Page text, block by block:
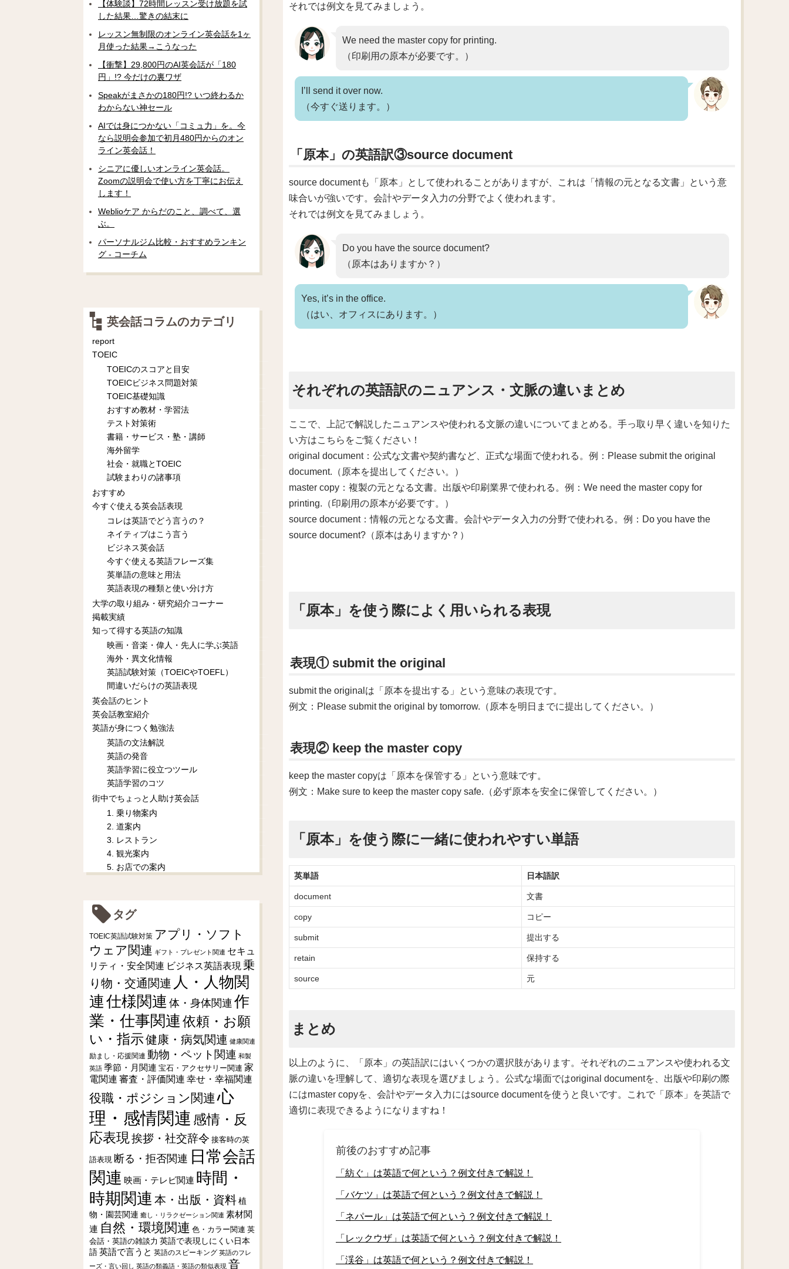
それでは例文を見てみましょう。
We need the master copy for printing.
（印刷用の原本が必要です。）
I’ll send it over now.
（今すぐ送ります。）
「原本」の英語訳③source document
source documentも「原本」として使われることがありますが、これは「情報の元となる文書」という意
味合いが強いです。会計やデータ入力の分野でよく使われます。
それでは例文を見てみましょう。
Do you have the source document?
（原本はありますか？）
Yes, it’s in the office.
（はい、オフィスにあります。）
それぞれの英語訳のニュアンス・文脈の違いまとめ
ここで、上記で解説したニュアンスや使われる文脈の違いについてまとめる。手っ取り早く違いを知りた
い方はこちらをご覧ください！
original document：公式な文書や契約書など、正式な場面で使われる。例：Please submit the original
document.（原本を提出してください。）
master copy：複製の元となる文書。出版や印刷業界で使われる。例：We need the master copy for
printing.（印刷用の原本が必要です。）
source document：情報の元となる文書。会計やデータ入力の分野で使われる。例：Do you have the
source document?（原本はありますか？）
「原本」を使う際によく用いられる表現
表現① submit the original
submit the originalは「原本を提出する」という意味の表現です。
例文：Please submit the original by tomorrow.（原本を明日までに提出してください。）
表現② keep the master copy
keep the master copyは「原本を保管する」という意味です。
例文：Make sure to keep the master copy safe.（必ず原本を安全に保管してください。）
「原本」を使う際に一緒に使われやすい単語
英単語 日本語訳
document 文書
copy コピー
submit 提出する
retain 保持する
source 元
まとめ
以上のように、「原本」の英語訳にはいくつかの選択肢があります。それぞれのニュアンスや使われる文
脈の違いを理解して、適切な表現を選びましょう。公式な場面ではoriginal documentを、出版や印刷の際
にはmaster copyを、会計やデータ入力にはsource documentを使うと良いです。これで「原本」を英語で
適切に表現できるようになりますね！
前後のおすすめ記事
「紡ぐ」は英語で何という？例文付きで解説！
「バケツ」は英語で何という？例文付きで解説！
「ネパール」は英語で何という？例文付きで解説！
「レックウザ」は英語で何という？例文付きで解説！
「渓谷」は英語で何という？例文付きで解説！
【体験談】72時間レッスン受け放題を試
した結果…驚きの結末に
レッスン無制限のオンライン英会話を1ヶ
月使った結果→こうなった
【衝撃】29,800円のAI英会話が「180
円」!? 今だけの裏ワザ
Speakがまさかの180円!? いつ終わるか
わからない神セール
AIでは身につかない「コミュ力」を。今
なら説明会参加で初月480円からのオン
ライン英会話！
シニアに優しいオンライン英会話。
Zoomの説明会で使い方を丁寧にお伝え
します！
Weblioケア からだのこと、調べて、選
ぶ。
パーソナルジム比較・おすすめランキン
グ - コーチム
英会話コラムのカテゴリ
report
TOEIC
TOEICのスコアと目安
TOEICビジネス問題対策
TOEIC基礎知識
おすすめ教材・学習法
テスト対策術
書籍・サービス・塾・講師
海外留学
社会・就職とTOEIC
試験まわりの諸事項
おすすめ
今すぐ使える英会話表現
コレは英語でどう言うの？
ネイティブはこう言う
ビジネス英会話
今すぐ使える英語フレーズ集
英単語の意味と用法
英語表現の種類と使い分け方
大学の取り組み・研究紹介コーナー
掲載実績
知って得する英語の知識
映画・音楽・偉人・先人に学ぶ英語
海外・異文化情報
英語試験対策（TOEICやTOEFL）
間違いだらけの英語表現
英会話のヒント
英会話教室紹介
英語が身につく勉強法
英語の文法解説
英語の発音
英語学習に役立つツール
英語学習のコツ
街中でちょっと人助け英会話
1. 乗り物案内
2. 道案内
3. レストラン
4. 観光案内
5. お店での案内
タグ
TOEIC英語試験対策 アプリ・ソフト
ウェア関連 ギフト・プレゼント関連 セキュ
リティ・安全関連 ビジネス英語表現 乗
り物・交通関連 人・人物関
連仕様関連 体・身体関連 作
業・仕事関連依頼・お願
い・指示健康・病気関連 健康関連
励まし・応援関連 動物・ペット関連 和製
英語 季節・月関連 宝石・アクセサリー関連 家
電関連 審査・評価関連 幸せ・幸福関連
役職・ポジション関連 心
理・感情関連 感情・反
応表現挨拶・社交辞令 接客時の英
語表現 断る・拒否関連 日常会話
関連 映画・テレビ関連 時間・
時期関連 本・出版・資料植
物・園芸関連 癒し・リラクゼーション関連 素材関
連 自然・環境関連 色・カラー関連 英
会話・英語の雑談力 英語で表現しにくい日本
語 英語で言うと 英語のスピーキング 英語のフレ
ーズ・言い回し 英語の類義語・英語の類似表現 音